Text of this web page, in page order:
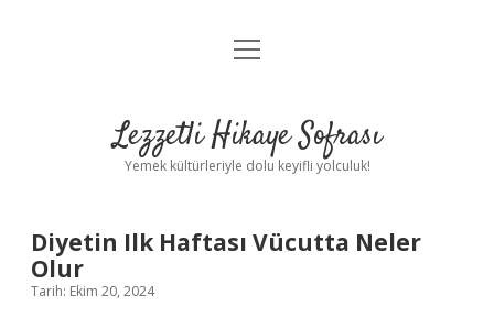
Anasayfa
Yasal Uyarı
menüyü
Lezzetli Hikaye Sofrası
Yemek kültürleriyle dolu keyifli yolculuk!
Diyetin Ilk Haftası Vücutta Neler
Olur
Tarih: Ekim 20, 2024